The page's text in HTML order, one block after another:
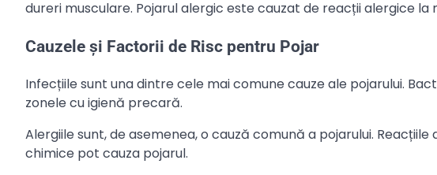
dureri musculare. Pojarul alergic este cauzat de reacții alergice
Cauzele și Factorii de Risc pentru Pojar
Infecțiile sunt una dintre cele mai comune cauze ale pojarului.
zonele cu igienă precară.
Alergiile sunt, de asemenea, o cauză comună a pojarului.
chimice pot cauza pojarul.